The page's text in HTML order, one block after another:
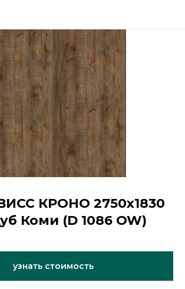
КРОНО 2750х1830
Коми (D 1086 OW)
узнать стоимость